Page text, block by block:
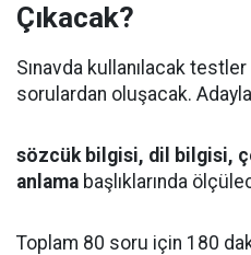
Çıkacak?
Sınavda kullanılacak
sorulardan oluşacak.
sözcük bilgisi, dil bilgisi,
anlama başlıklarında
Toplam 80 soru için 180